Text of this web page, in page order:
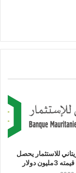
للاستثمار يحصل
دولار